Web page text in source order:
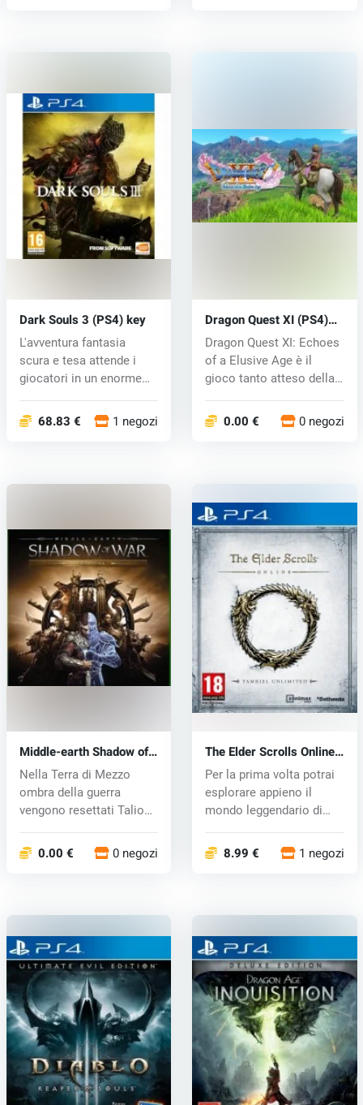
Dark Souls 3 (PS4) key
L'avventura fantasia
scura e tesa attende i
giocatori in un enorme
68.83 € 1 negozi
Dragon Quest XI (PS4)
key
Dragon Quest XI: Echoes
of a Elusive Age è il
gioco tanto atteso della
0.00 € 0 negozi
Middle-earth Shadow of
War (PS4) key
Nella Terra di Mezzo
ombra della guerra
vengono resettati Talion
0.00 € 0 negozi
The Elder Scrolls Online:
Tamriel Unlimited (PS4)
key
Per la prima volta potrai
esplorare appieno il
mondo leggendario di
8.99 € 1 negozi